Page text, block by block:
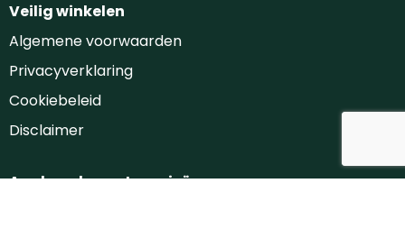
Veilig winkelen
Algemene voorwaarden
Privacyverklaring
Cookiebeleid
Disclaimer
Aanbevolen categorieën